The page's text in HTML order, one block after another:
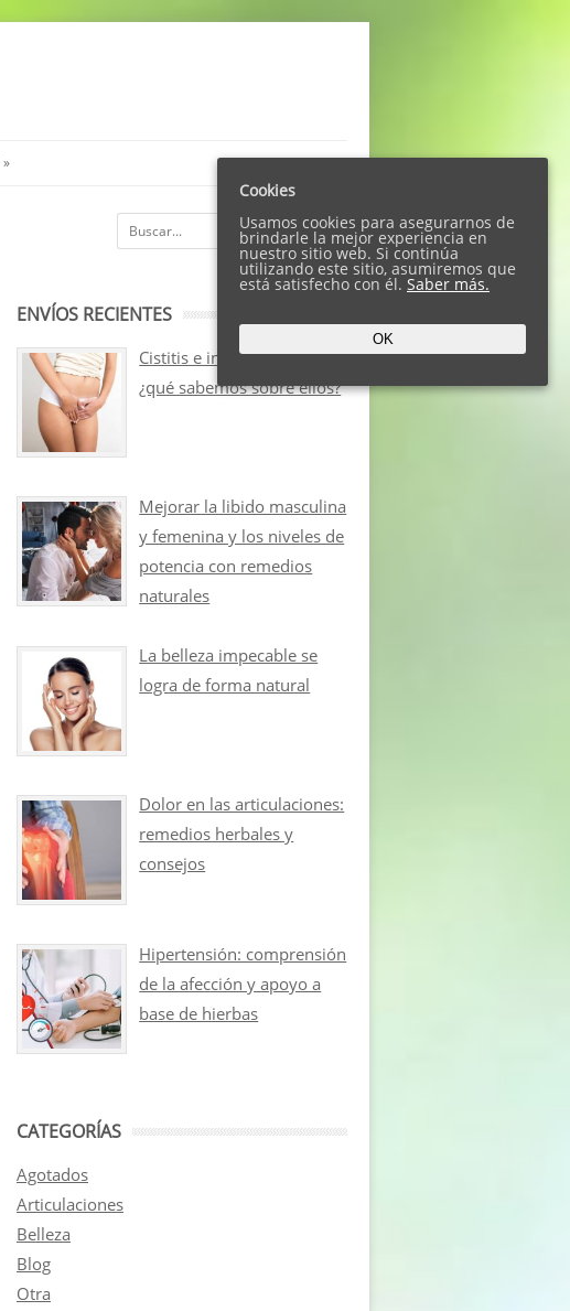
ENVÍOS RECIENTES
Cistitis e incontinencia:
¿qué sabemos sobre ellos?
Mejorar la libido masculina
y femenina y los niveles de
potencia con remedios
naturales
La belleza impecable se
logra de forma natural
Dolor en las articulaciones:
remedios herbales y
consejos
Hipertensión: comprensión
de la afección y apoyo a
base de hierbas
CATEGORÍAS
Agotados
Articulaciones
Belleza
Blog
Otra
Cookies
Usamos cookies para asegurarnos de
brindarle la mejor experiencia en
nuestro sitio web. Si continúa
utilizando este sitio, asumiremos que
está satisfecho con él. Saber más.
OK